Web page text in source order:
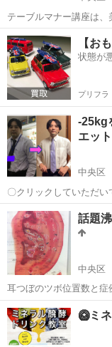
テーブルマナー講座は、
なります。主にミシュ
開催。 月に１度は、極上の料理を堪能しながら、知識や教養を深める
東京 中央区 その
【お
状態が
プリフラ
-25kg
エット
中央区
〇クリックしていただいてあり
オンライン・トータル
Support と申します。
～...
東京 中央区 そ
話題
中央区
耳つぼのツボ位置数と
す！！ ※他では学べない五行に合わせた耳つぼ・五行に合わせた薬膳
食品・耳リフレ（マッサ
リジナルメソッドです。
東京 中央区 そ
🥝ミ